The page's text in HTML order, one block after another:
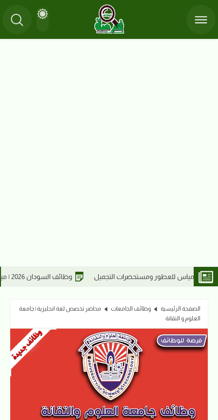
وظائف السودان 2026 | ميناء عطبرة البري يعلن عن تعيين مشرفين بقسم التشغيل
الصفحة الرئيسية وظائف الجامعات
محاضر تخصص لغة انجليزية | جامعة
العلوم و التقانة